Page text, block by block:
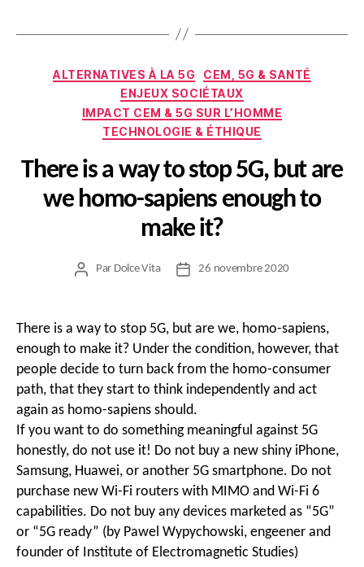
Catégories
ALTERNATIVES À LA 5G
CEM, 5G & SANTÉ
ENJEUX SOCIÉTAUX
IMPACT CEM & 5G SUR L’HOMME
TECHNOLOGIE & ÉTHIQUE
There is a way to stop 5G, but are
we homo-sapiens enough to
make it?
Auteur
Par Dolce Vita
Date26 novembre 2020
There is a way to stop 5G, but are we, homo-sapiens,
enough to make it? Under the condition, however, that
people decide to turn back from the homo-consumer
path, that they start to think independently and act
again as homo-sapiens should.
If you want to do something meaningful against 5G
honestly, do not use it! Do not buy a new shiny iPhone,
Samsung, Huawei, or another 5G smartphone. Do not
purchase new Wi-Fi routers with MIMO and Wi-Fi 6
capabilities. Do not buy any devices marketed as “5G”
or “5G ready” (by Pawel Wypychowski, engeener and
founder of Institute of Electromagnetic Studies)